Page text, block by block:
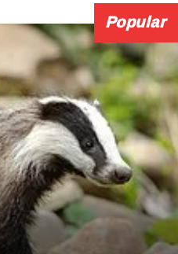
24 سائەت ئەزالىق پىلانى
Popular